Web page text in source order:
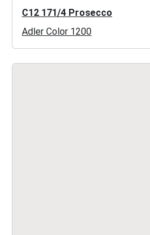
C12 171/4 Prosecco
Adler Color 1200